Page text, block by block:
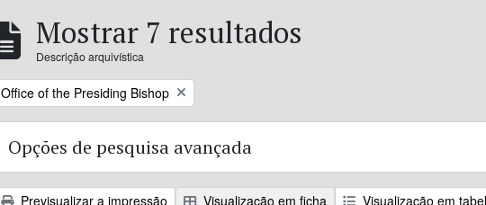
Mostrar 7 resultados
Descrição arquivística
Remove filter:
Office of the Presiding Bishop
Opções de pesquisa avançada
Previsualizar a impressão Visualização em ficha Visualização em